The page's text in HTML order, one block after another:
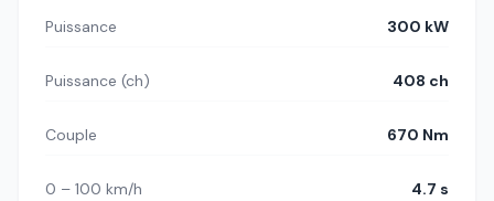
Puissance 300 kW
Puissance (ch) 408 ch
Couple 670 Nm
0 – 100 km/h 4.7 s